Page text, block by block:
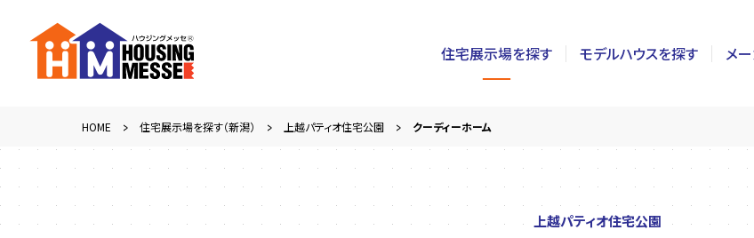
住宅展示場を探す
東京
神奈川
栃木
群馬
静岡
モデルハウスを探す メ
HOME 住宅展示場を探す（新潟） 上越パティオ住宅公園 クーディーホーム
上越パティオ住宅公園